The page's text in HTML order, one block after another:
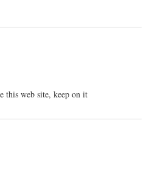
this web site, keep on it